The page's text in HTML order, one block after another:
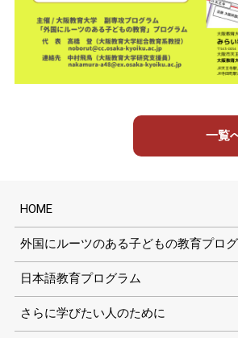
一覧
HOME
外国にルーツのある子どもの教育プロ
日本語教育プログラム
さらに学びたい人のために